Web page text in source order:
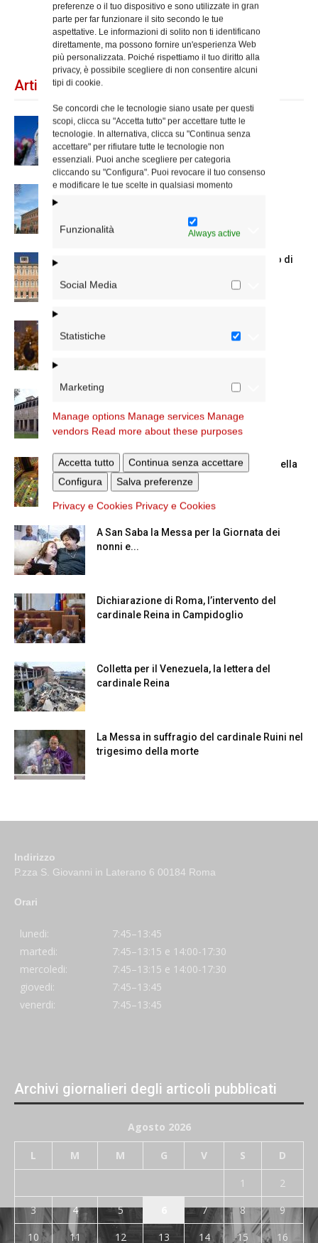
preferenze o il tuo dispositivo e sono utilizzate in gran
parte per far funzionare il sito secondo le tue
aspettative. Le informazioni di solito non ti identificano
direttamente, ma possono fornire un'esperienza Web
più personalizzata. Poiché rispettiamo il tuo diritto alla
privacy, è possibile scegliere di non consentire alcuni
tipi di cookie.
Se concordi che le tecnologie siano usate per questi
scopi, clicca su "Accetta tutto" per accettare tutte le
tecnologie. In alternativa, clicca su "Continua senza
accettare" per rifiutare tutte le tecnologie non
essenziali. Puoi anche scegliere per categoria
cliccando su "Configura". Puoi revocare il tuo consenso
e modificare le tue scelte in qualsiasi momento
Funzionalità Always active
Social Media
Statistiche
Marketing
Manage options Manage services Manage
vendors Read more about these purposes
Accetta tutto
Continua senza accettare
Configura
Salva preferenze
Privacy e Cookies Privacy e Cookies
29 30 31
Articoli recenti
Dal 28 al 31 agosto il pellegrinaggio
diocesano a Lourdes
Nuove nomine nella diocesi di Roma
Chiusura estiva degli Uffici del Vicariato di
Maggiore
La Giornata mondiale dei nonni e degli
anziani: l’omelia del cardinale...
Azzardo: a Termini il centro d’ascolto della
Caritas
A San Saba la Messa per la Giornata dei
nonni e...
Dichiarazione di Roma, l’intervento del
cardinale Reina in Campidoglio
Colletta per il Venezuela, la lettera del
cardinale Reina
La Messa in suffragio del cardinale Ruini nel
trigesimo della morte
Indirizzo
P.zza S. Giovanni in Laterano 6 00184 Roma
Orari
lunedi:
7:45–13:45
martedi:
7:45–13:15 e 14:00-17:30
mercoledi:
7:45–13:15 e 14:00-17:30
giovedi:
7:45–13:45
venerdi:
7:45–13:45
Archivi giornalieri degli articoli pubblicati
Agosto 2026
L M M G V S D
1
2
3
4 5 7 8
9
10
11 12 13 14 15 16